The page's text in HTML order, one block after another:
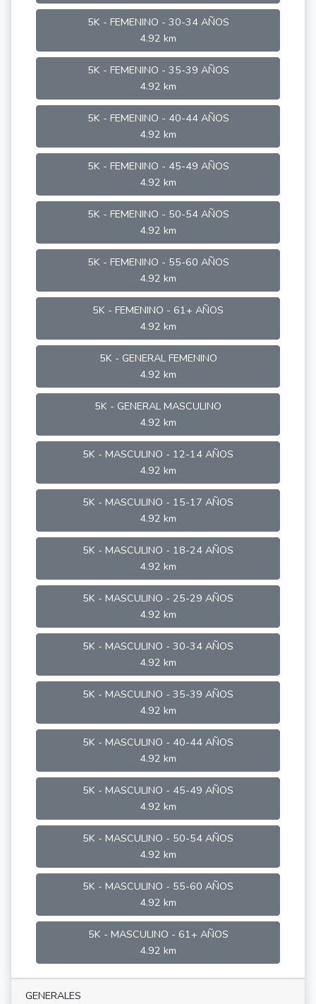
5K - FEMENINO - 30-34 AÑOS
4.92 km
5K - FEMENINO - 35-39 AÑOS
4.92 km
5K - FEMENINO - 40-44 AÑOS
4.92 km
5K - FEMENINO - 45-49 AÑOS
4.92 km
5K - FEMENINO - 50-54 AÑOS
4.92 km
5K - FEMENINO - 55-60 AÑOS
4.92 km
5K - FEMENINO - 61+ AÑOS
4.92 km
5K - GENERAL FEMENINO
4.92 km
5K - GENERAL MASCULINO
4.92 km
5K - MASCULINO - 12-14 AÑOS
4.92 km
5K - MASCULINO - 15-17 AÑOS
4.92 km
5K - MASCULINO - 18-24 AÑOS
4.92 km
5K - MASCULINO - 25-29 AÑOS
4.92 km
5K - MASCULINO - 30-34 AÑOS
4.92 km
5K - MASCULINO - 35-39 AÑOS
4.92 km
5K - MASCULINO - 40-44 AÑOS
4.92 km
5K - MASCULINO - 45-49 AÑOS
4.92 km
5K - MASCULINO - 50-54 AÑOS
4.92 km
5K - MASCULINO - 55-60 AÑOS
4.92 km
5K - MASCULINO - 61+ AÑOS
4.92 km
GENERALES